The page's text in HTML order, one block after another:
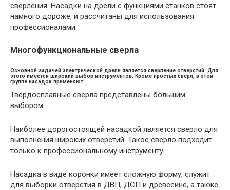
сверления. Насадки на дрели с функциями станков стоят
намного дороже, и рассчитаны для использования
профессионалами.
Многофункциональные сверла
Основной задачей электрической дрели является сверление отверстий. Для
этого имеется широкий выбор инструментов. Кроме простых сверл, в этой
группе насадок применяют:
Твердосплавные сверла представлены большим
выбором.
Наиболее дорогостоящей насадкой является сверло для
выполнения широких отверстий. Такое сверло подходит
только к профессиональному инструменту.
Насадка в виде коронки имеет сложную форму, служит
для выборки отверстия в ДВП, ДСП и древесине, а также